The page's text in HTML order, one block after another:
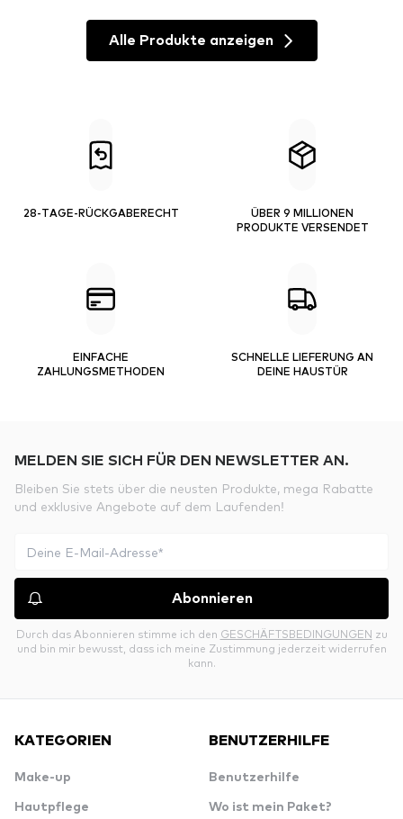
Alle Produkte anzeigen
28-TAGE-RÜCKGABERECHT
ÜBER 9 MILLIONEN
PRODUKTE VERSENDET
EINFACHE
ZAHLUNGSMETHODEN
SCHNELLE LIEFERUNG AN
DEINE HAUSTÜR
MELDEN SIE SICH FÜR DEN NEWSLETTER AN.
Bleiben Sie stets über die neusten Produkte, mega Rabatte
und exklusive Angebote auf dem Laufenden!
Abonnieren
Durch das Abonnieren stimme ich den GESCHÄFTSBEDINGUNGEN zu
und bin mir bewusst, dass ich meine Zustimmung jederzeit widerrufen
kann.
KATEGORIEN
Make-up
Hautpflege
BENUTZERHILFE
Benutzerhilfe
Wo ist mein Paket?